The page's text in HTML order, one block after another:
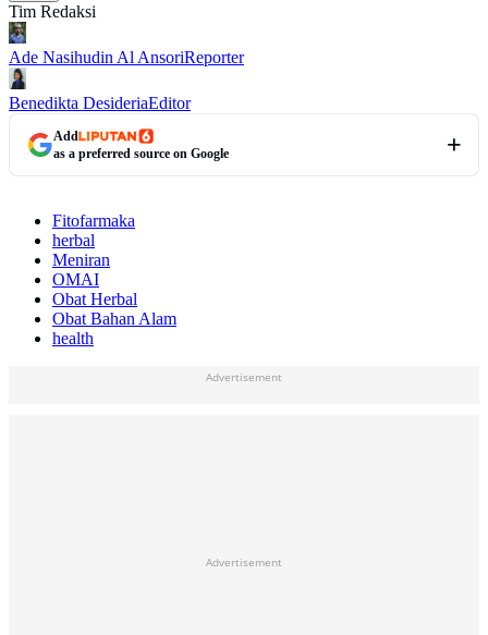
Tim Redaksi
Ade Nasihudin Al AnsoriReporter
Benedikta DesideriaEditor
Add
as a preferred source on Google
Fitofarmaka
herbal
Meniran
OMAI
Obat Herbal
Obat Bahan Alam
health
Advertisement
Advertisement